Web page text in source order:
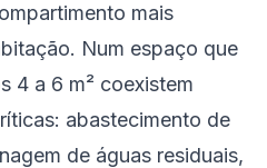
mais
Num espaço que
4 a 6 m² coexistem
abastecimento de
de águas residuais,